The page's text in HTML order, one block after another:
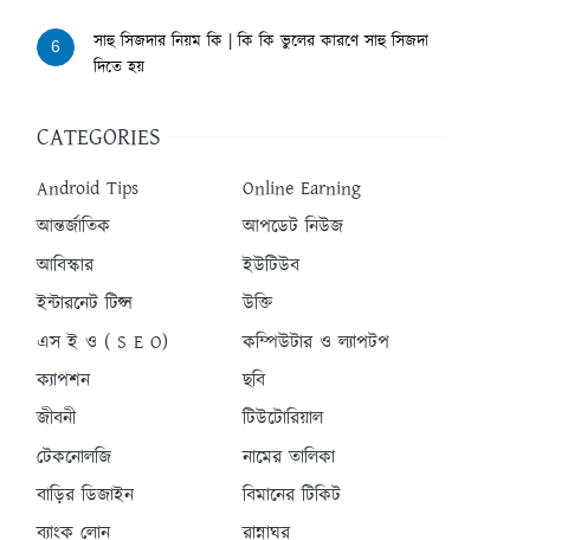
6
সাহু সিজদার নিয়ম কি | কি কি ভুলের কারণে সাহু সিজদা
দিতে হয়
CATEGORIES
Android Tips
Online Earning
আন্তর্জাতিক
আপডেট নিউজ
আবিস্কার
ইউটিউব
ইন্টারনেট টিপ্স
উক্তি
এস ই ও ( S E O)
কম্পিউটার ও ল্যাপটপ
ক্যাপশন
ছবি
জীবনী
টিউটোরিয়াল
টেকনোলজি
নামের তালিকা
বাড়ির ডিজাইন
বিমানের টিকিট
ব্যাংক লোন
রান্নাঘর